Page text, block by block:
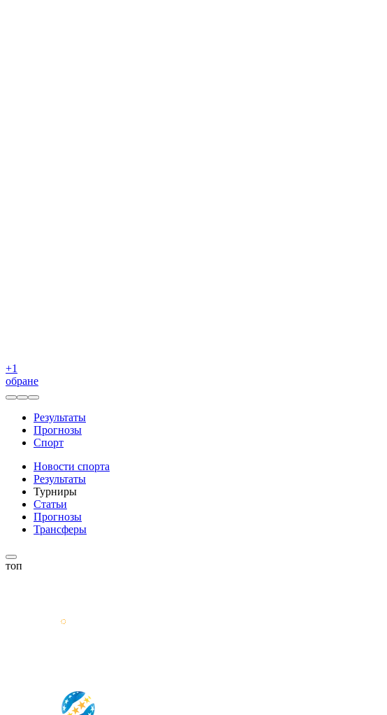
+1
обране
Результаты
Прогнозы
Спорт
Новости спорта
Результаты
Турниры
Статьи
Прогнозы
Трансферы
топ